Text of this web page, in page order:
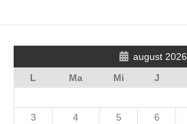
august 2026
L
Ma Mi J
3
4 5 6